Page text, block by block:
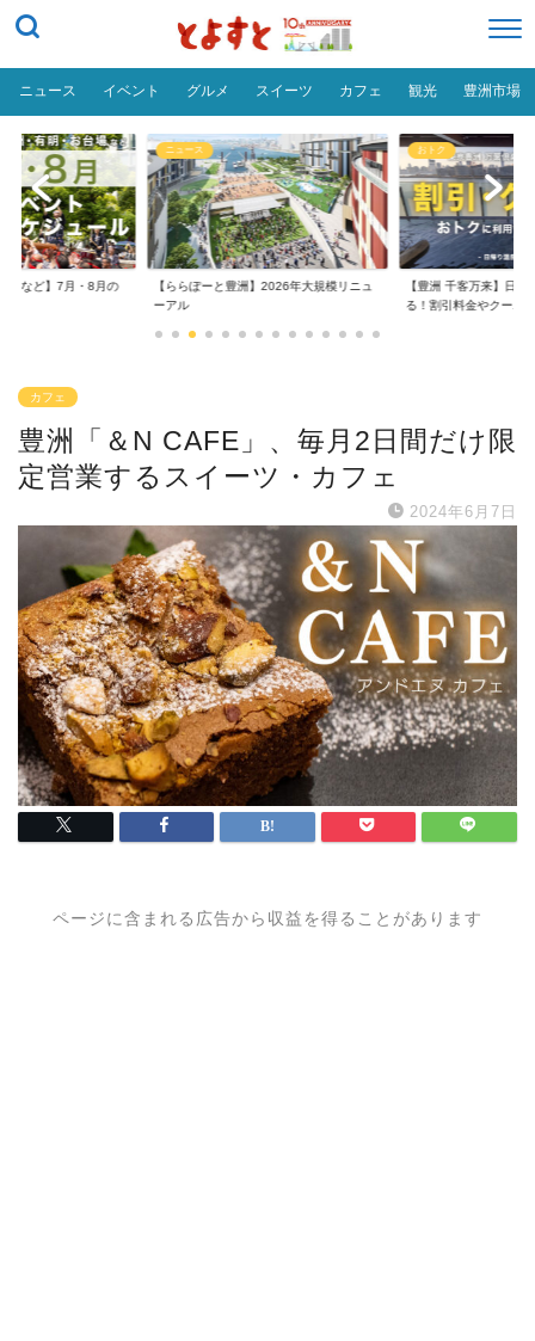
ニュース イベント グルメ スイーツ カフェ 観光 豊洲市場
場など】7月・8月の
ニュース
【ららぽーと豊洲】2026年大規模リニュ
ーアル
おトク
【豊洲 千客万来】日帰
る！割引料金やクーポ...
カフェ
豊洲「＆N CAFE」、毎月2日間だけ限
定営業するスイーツ・カフェ
2024年6月7日
ページに含まれる広告から収益を得ることがあります